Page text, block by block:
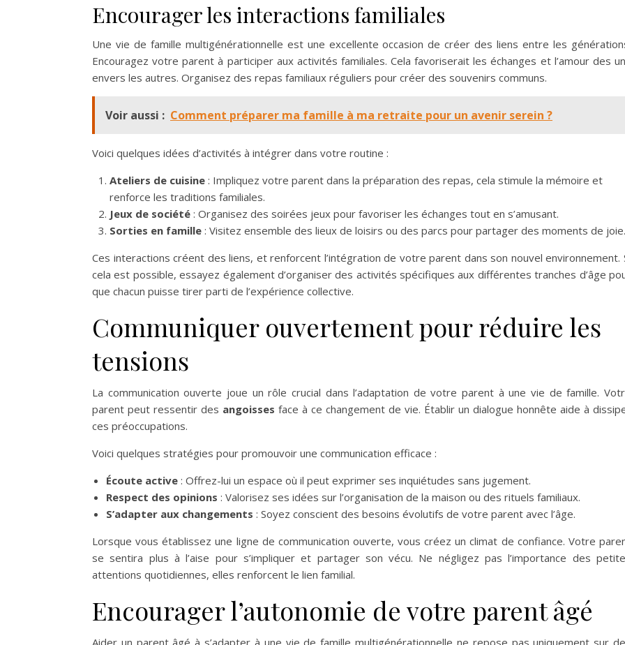
Encourager les interactions familiales
Une vie de famille multigénérationnelle est une excellente occasion de créer des liens entre les
Encouragez votre parent à participer aux activités familiales. Cela favoriserait les échanges et l’amour des
envers les autres. Organisez des repas familiaux réguliers pour créer des souvenirs communs.
Voir aussi : Comment préparer ma famille à ma retraite pour un avenir serein ?
Voici quelques idées d’activités à intégrer dans votre routine :
Ateliers de cuisine : Impliquez votre parent dans la préparation des repas, cela stimule la mémoire et
renforce les traditions familiales.
Jeux de société : Organisez des soirées jeux pour favoriser les échanges tout en s’amusant.
Sorties en famille : Visitez ensemble des lieux de loisirs ou des parcs pour partager des moments de joie.
Ces interactions créent des liens, et renforcent l’intégration de votre parent dans son nouvel environnement.
cela est possible, essayez également d’organiser des activités spécifiques aux différentes tranches d’âge
que chacun puisse tirer parti de l’expérience collective.
Communiquer ouvertement pour réduire les
tensions
La communication ouverte joue un rôle crucial dans l’adaptation de votre parent à une vie de famille.
parent peut ressentir des angoisses face à ce changement de vie. Établir un dialogue honnête aide à
ces préoccupations.
Voici quelques stratégies pour promouvoir une communication efficace :
Écoute active : Offrez-lui un espace où il peut exprimer ses inquiétudes sans jugement.
Respect des opinions : Valorisez ses idées sur l’organisation de la maison ou des rituels familiaux.
S’adapter aux changements : Soyez conscient des besoins évolutifs de votre parent avec l’âge.
Lorsque vous établissez une ligne de communication ouverte, vous créez un climat de confiance. Votre
se sentira plus à l’aise pour s’impliquer et partager son vécu. Ne négligez pas l’importance des
attentions quotidiennes, elles renforcent le lien familial.
Encourager l’autonomie de votre parent âgé
Aider un parent âgé à s’adapter à une vie de famille multigénérationnelle ne repose pas uniquement sur